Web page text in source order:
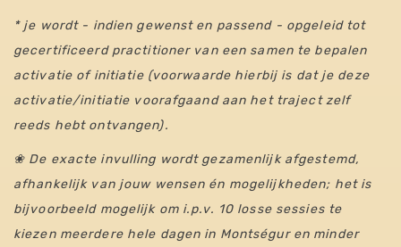
* je wordt - indien gewenst en passend - opgeleid tot
gecertificeerd practitioner van een samen te bepalen
activatie of initiatie (voorwaarde hierbij is dat je deze
activatie/initiatie voorafgaand aan het traject zelf
reeds hebt ontvangen).
❀ De exacte invulling wordt gezamenlijk afgestemd,
afhankelijk van jouw wensen én mogelijkheden; het is
bijvoorbeeld mogelijk om i.p.v. 10 losse sessies te
kiezen meerdere hele dagen in Montségur en minder